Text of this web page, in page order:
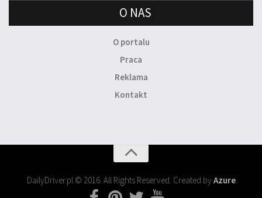
O NAS
O portalu
Praca
Reklama
Kontakt
DailyDriver.pl © 2016. All Rights Reserved. Created byAzure